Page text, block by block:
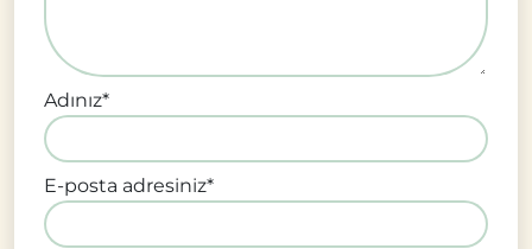
Adınız*
E-posta adresiniz*